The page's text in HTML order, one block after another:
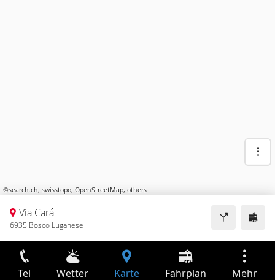
©search.ch, swisstopo, OpenStreetMap, others
Via Cará
6935 Bosco Luganese
Tel Wetter Karte Fahrplan Mehr